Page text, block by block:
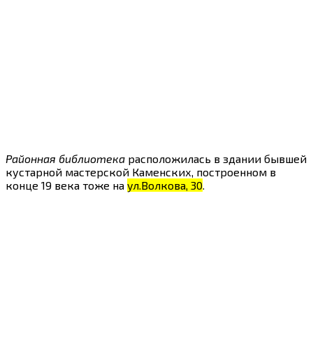
Районная библиотека расположилась в здании бывшей
кустарной мастерской Каменских, построенном в
конце 19 века тоже на ул.Волкова, 30.